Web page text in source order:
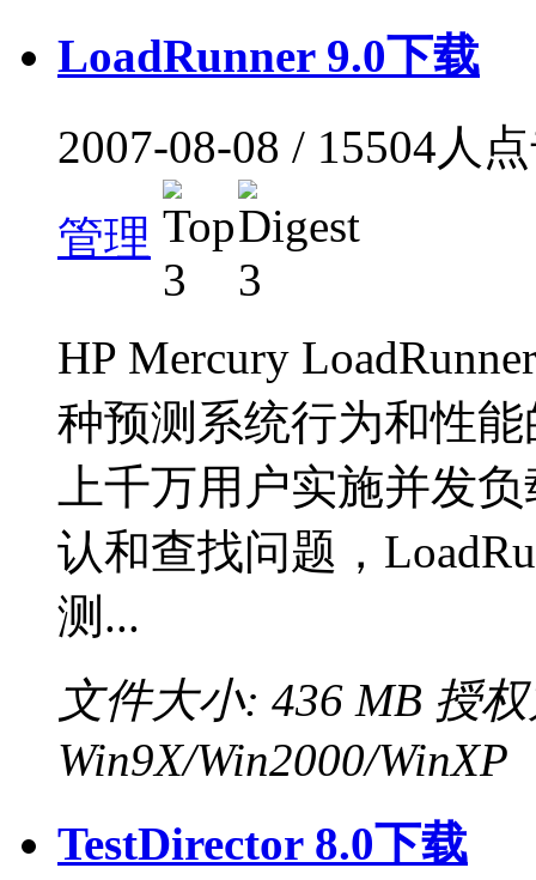
LoadRunner 9.0下载
2007-08-08 / 15504人
管理
HP Mercury
种预测系统行为和性
上千万用户实施并发
认和查找问题，
测...
文件大小: 436 MB 授
Win9X/Win2000/WinXP
TestDirector 8.0下载